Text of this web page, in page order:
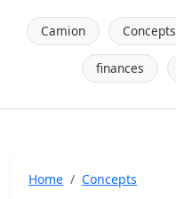
Camion Concepts
finances
Home Concepts